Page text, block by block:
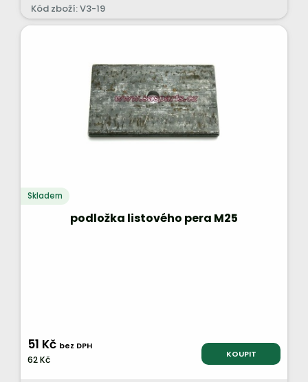
Kód zboží: V3-19
Skladem
podložka listového pera M25
51 Kč bez DPH
62 Kč KOUPIT